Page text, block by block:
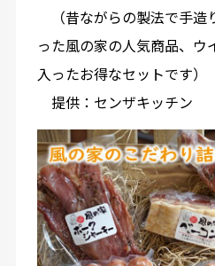
（昔ながらの製法で手造
った風の家の人気商品、ウ
入ったお得なセットです）
提供：センザキッチン